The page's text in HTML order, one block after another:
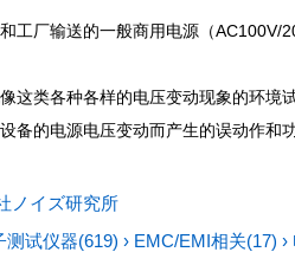
工厂输送的一般商用电源（
这类各种各样的电压变动现象的环境试
备的电源电压变动而产生的误动作和
ノイズ研究所
测试仪器(619) › EMC/EMI相关(17) ›